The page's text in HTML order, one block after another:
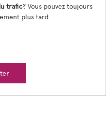
Agent
trafic? Vous pouvez toujours
plus tard.